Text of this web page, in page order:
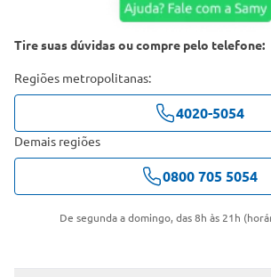
Tire suas dúvidas ou compre pelo telefone:
Regiões metropolitanas:
4020-5054
Demais regiões
0800 705 5054
De segunda a domingo, das 8h às 21h